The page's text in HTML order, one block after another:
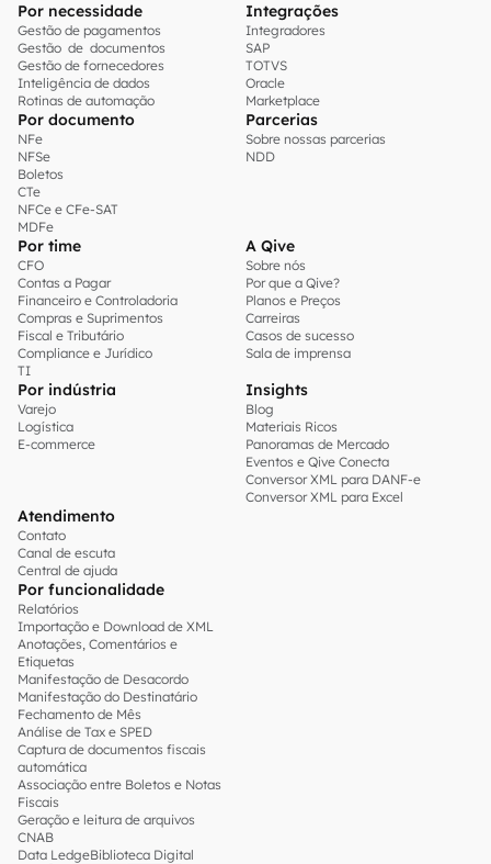
Por necessidade
Gestão de pagamentos
Gestão de documentos
Gestão de fornecedores
Inteligência de dados
Rotinas de automação
Integrações
Integradores
SAP
TOTVS
Oracle
Marketplace
Por documento
NFe
NFSe
Boletos
CTe
NFCe e CFe-SAT
MDFe
Parcerias
Sobre nossas parcerias
NDD
Por time
CFO
Contas a Pagar
Financeiro e Controladoria
Compras e Suprimentos
Fiscal e Tributário
Compliance e Jurídico
TI
A Qive
Sobre nós
Por que a Qive?
Planos e Preços
Carreiras
Casos de sucesso
Sala de imprensa
Por indústria
Varejo
Logística
E-commerce
Insights
Blog
Materiais Ricos
Panoramas de Mercado
Eventos e Qive Conecta
Conversor XML para DANF-e
Conversor XML para Excel
Atendimento
Contato
Canal de escuta
Central de ajuda
Por funcionalidade
Relatórios
Importação e Download de XML
Anotações, Comentários e
Etiquetas
Manifestação de Desacordo
Manifestação do Destinatário
Fechamento de Mês
Análise de Tax e SPED
Captura de documentos fiscais
automática
Associação entre Boletos e Notas
Fiscais
Geração e leitura de arquivos
CNAB
Data LedgeBiblioteca Digital